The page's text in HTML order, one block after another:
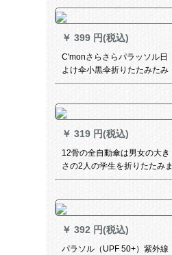
￥ 399 円(税込)
C'monさらさらパラッソル日
よけ伞小黒伞折りたたみたみ
晴雨兼用日伞女性紫外线対策
￥ 319 円(税込)
12骨の全自動傘は男女の大き
さの2人の学生を折りたたみま
す。
￥ 392 円(税込)
パラソル（UPF 50+）紫外線